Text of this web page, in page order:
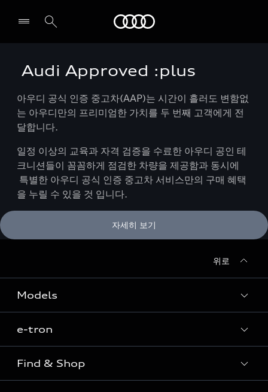
전시장/AS센터 찾기
Audi Approved :plus
아우디 공식 인증 중고차(AAP)는 시간이 흘러도 변함없
는 아우디만의 프리미엄한 가치를 두 번째 고객에게 전
달합니다.
일정 이상의 교육과 자격 검증을 수료한 아우디 공인 테
크니션들이 꼼꼼하게 점검한 차량을 제공함과 동시에
특별한 아우디 공식 인증 중고차 서비스만의 구매 혜택
을 누릴 수 있을 것 입니다.
자세히 보기
위로
Models
Sedan
SUV
Coupe
e-tron
e-tron
Find & Shop